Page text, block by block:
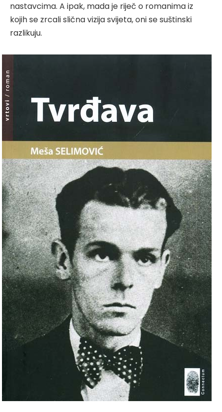
nastavcima. A ipak, mada je riječ o romanima iz
kojih se zrcali slična vizija svijeta, oni se suštinski
razlikuju.